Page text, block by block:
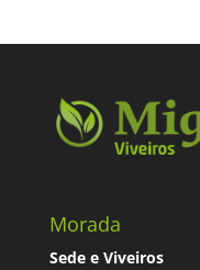
Morada
Sede e Viveiros